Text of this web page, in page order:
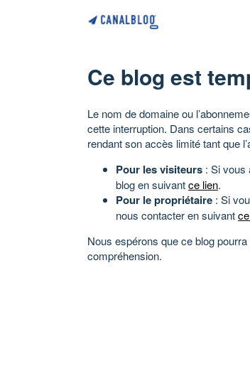
Ce blog est
Le nom de domaine ou
cette interruption. Dans certains
rendant son accès limité tant que
Pour les visiteurs : Si vous
blog en suivantce lien.
Pour le propriétaire : Si
nous contacter en suivant
Nous espérons que ce blog
compréhension.